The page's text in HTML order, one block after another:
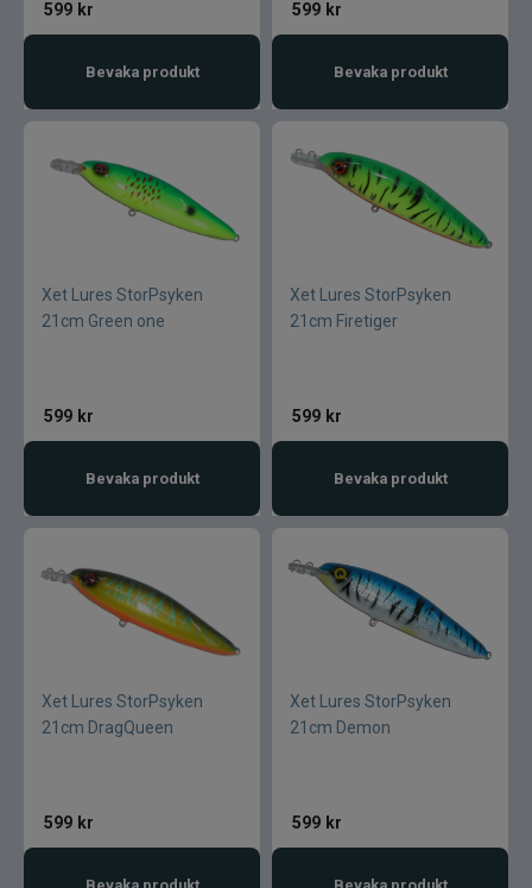
Gäddgapet
Gamakatsu
Gladsax
Guideline
Halco
Hurricane
Illex
599 kr
Bevaka produkt
599 kr
Bevaka produkt
Xet Lures StorPsyken
21cm Green one
599 kr
Bevaka produkt
Xet Lures StorPsyken
21cm Firetiger
599 kr
Bevaka produkt
Xet Lures StorPsyken
21cm DragQueen
599 kr
Xet Lures StorPsyken
21cm Demon
599 kr